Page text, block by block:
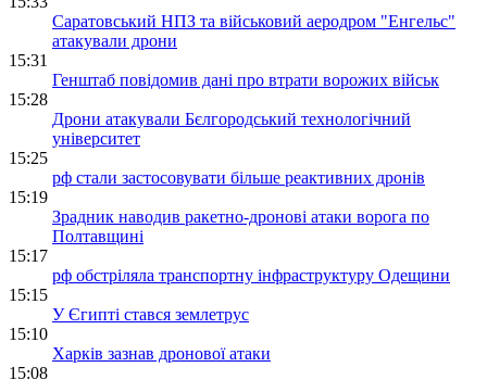
Саратовський НПЗ та військовий аеродром "Енгельс"
атакували дрони
15:31
Генштаб повідомив дані про втрати ворожих військ
15:28
Дрони атакували Бєлгородський технологічний
університет
15:25
рф стали застосовувати більше реактивних дронів
15:19
Зрадник наводив ракетно-дронові атаки ворога по
Полтавщині
15:17
рф обстріляла транспортну інфраструктуру Одещини
15:15
У Єгипті стався землетрус
15:10
Харків зазнав дронової атаки
15:08